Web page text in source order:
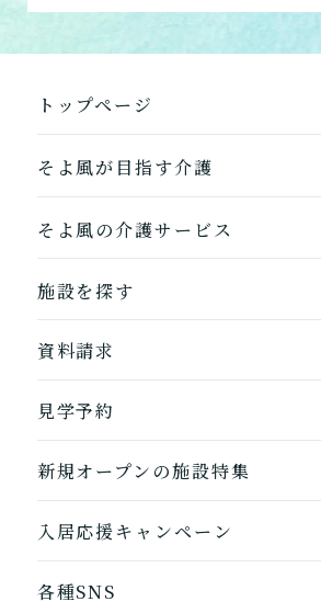
1つ前に戻る
1つ前に戻る
1つ前に戻る
1つ前に戻る
1つ前に戻る
1つ前に戻る
1つ前に戻る
トップページ
そよ風が目指す介護
ワンストップサービス
できるを増やす介護サービス
お客様に選ばれるできたての
そよ風の介護サービス
ホームに入居する
自宅から通う
自宅に来てもらう
施設を探す
地図から探す
自宅から通う/来てもらう
資料請求
見学予約
新規オープンの施設特集
入居応援キャンペーン
各種SNS